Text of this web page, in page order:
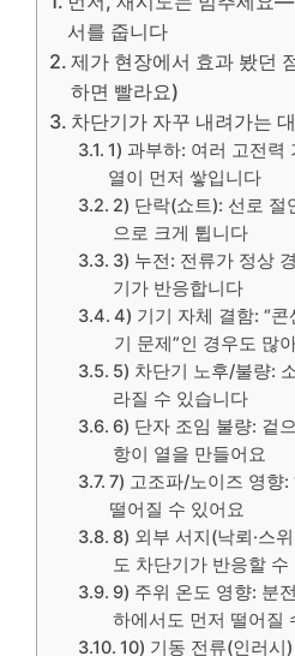
서를 줍니다
제가 현장에서 효과 봤던
하면 빨라요)
차단기가 자꾸 내려가는
1) 과부하: 여러 고전력
열이 먼저 쌓입니다
2) 단락(쇼트): 선로 절
으로 크게 튑니다
3) 누전: 전류가 정상
기가 반응합니다
4) 기기 자체 결함: “
기 문제”인 경우도 많
5) 차단기 노후/불량:
라질 수 있습니다
6) 단자 조임 불량: 겉
항이 열을 만들어요
7) 고조파/노이즈 영향:
떨어질 수 있어요
8) 외부 서지(낙뢰·스
도 차단기가 반응할 수
9) 주위 온도 영향: 분
하에서도 먼저 떨어질
10) 기동 전류(인러시